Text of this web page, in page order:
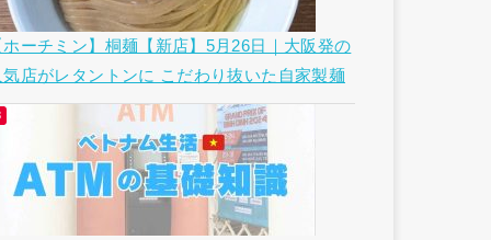
ホーチミン】桐麺【新店】5月26日｜大阪発の
気店がレタントンに こだわり抜いた自家製麺